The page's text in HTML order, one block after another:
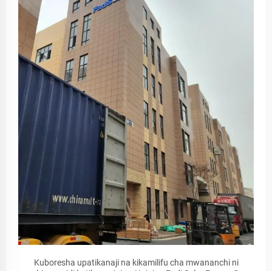
Kuboresha upatikanaji na kikamilifu cha mwananchi ni